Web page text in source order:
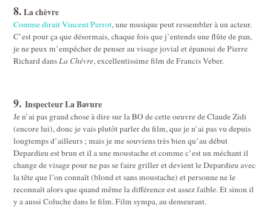
8. La chèvre
Comme dirait Vincent Perrot, une musique peut ressembler à un acteur.
C’est pour ça que désormais, chaque fois que j’entends une flûte de pan,
je ne peux m’empêcher de penser au visage jovial et épanoui de Pierre
Richard dansLa Chèvre, excellentissime film de Francis Veber.
9.Inspecteur La Bavure
Je n’ai pas grand chose à dire sur la BO de cette oeuvre de Claude Zidi
(encore lui), donc je vais plutôt parler du film, que je n’ai pas vu depuis
longtemps d’ailleurs ; mais je me souviens très bien qu’au début
Depardieu est brun et il a une moustache et comme c’est un méchant il
change de visage pour ne pas se faire griller et devient le Depardieu avec
la tête que l’on connaît (blond et sans moustache) et personne ne le
reconnaît alors que quand même la différence est assez faible. Et sinon il
y a aussi Coluche dans le film. Film sympa, au demeurant.